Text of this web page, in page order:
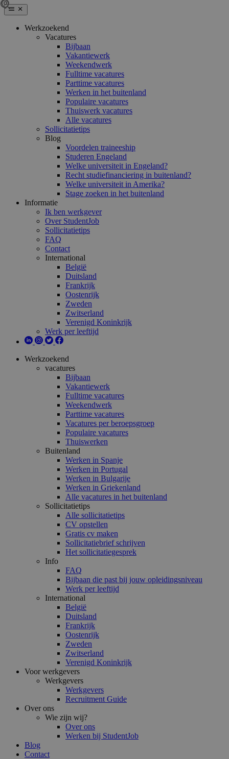
Werkzoekend
Vacatures
Bijbaan
Vakantiewerk
Weekendwerk
Fulltime vacatures
Parttime vacatures
Werken in het buitenland
Populaire vacatures
Thuiswerk vacatures
Alle vacatures
Sollicitatietips
Blog
Voordelen traineeship
Studeren Engeland
Welke universiteit in Engeland?
Recht studiefinanciering in buitenland?
Welke universiteit in Amerika?
Stage zoeken in het buitenland
Informatie
Ik ben werkgever
Over StudentJob
Sollicitatietips
FAQ
Contact
International
België
Duitsland
Frankrijk
Oostenrijk
Zweden
Zwitserland
Verenigd Koninkrijk
Werk per leeftijd
Werkzoekend
vacatures
Bijbaan
Vakantiewerk
Fulltime vacatures
Weekendwerk
Parttime vacatures
Vacatures per beroepsgroep
Populaire vacatures
Thuiswerken
Buitenland
Werken in Spanje
Werken in Portugal
Werken in Bulgarije
Werken in Griekenland
Alle vacatures in het buitenland
Sollicitatietips
Alle sollicitatietips
CV opstellen
Gratis cv maken
Sollicitatiebrief schrijven
Het sollicitatiegesprek
Info
FAQ
Bijbaan die past bij jouw opleidingsniveau
Werk per leeftijd
International
België
Duitsland
Frankrijk
Oostenrijk
Zweden
Zwitserland
Verenigd Koninkrijk
Voor werkgevers
Werkgevers
Werkgevers
Recruitment Guide
Over ons
Wie zijn wij?
Over ons
Werken bij StudentJob
Blog
Contact